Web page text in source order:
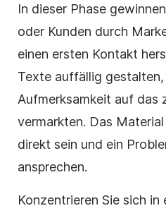
In dieser Phase
oder Kunden durch
einen ersten Kontakt
Texte auffällig gestalten,
Aufmerksamkeit auf das
vermarkten. Das
direkt sein und ein
ansprechen.
Konzentrieren Sie sich